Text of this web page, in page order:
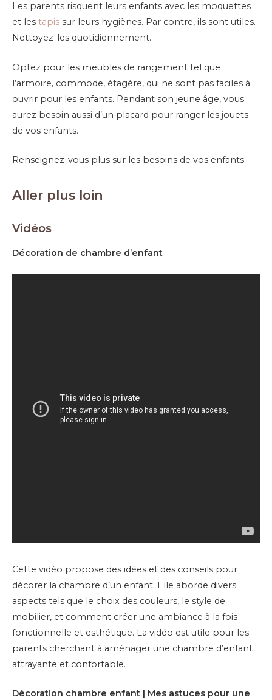
Les parents risquent leurs enfants avec les moquettes
et les tapis sur leurs hygiènes. Par contre, ils sont utiles.
Nettoyez-les quotidiennement.
Optez pour les meubles de rangement tel que
l’armoire, commode, étagère, qui ne sont pas faciles à
ouvrir pour les enfants. Pendant son jeune âge, vous
aurez besoin aussi d’un placard pour ranger les jouets
de vos enfants.
Renseignez-vous plus sur les besoins de vos enfants.
Aller plus loin
Vidéos
Décoration de chambre d’enfant
Cette vidéo propose des idées et des conseils pour
décorer la chambre d’un enfant. Elle aborde divers
aspects tels que le choix des couleurs, le style de
mobilier, et comment créer une ambiance à la fois
fonctionnelle et esthétique. La vidéo est utile pour les
parents cherchant à aménager une chambre d’enfant
attrayante et confortable.
Décoration chambre enfant | Mes astuces pour une